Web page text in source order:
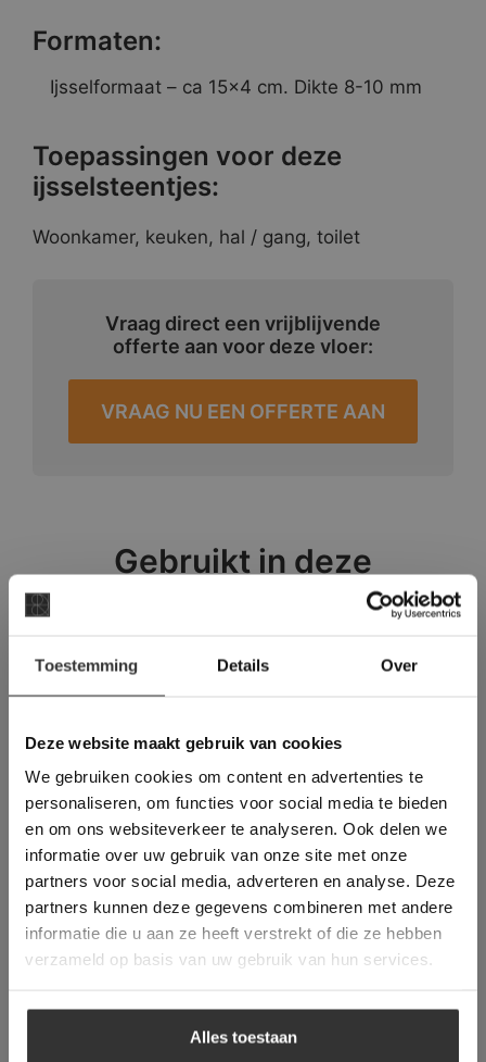
Toestemming Details Over
Deze website maakt gebruik van cookies
We gebruiken cookies om content en advertenties te
personaliseren, om functies voor social media te bieden
en om ons websiteverkeer te analyseren. Ook delen we
informatie over uw gebruik van onze site met onze
partners voor social media, adverteren en analyse. Deze
partners kunnen deze gegevens combineren met andere
informatie die u aan ze heeft verstrekt of die ze hebben
verzameld op basis van uw gebruik van hun services.
Alles toestaan
Formaten:
Ijsselformaat – ca 15×4 cm. Dikte 8-10 mm
Toepassingen voor deze
ijsselsteentjes:
Woonkamer, keuken, hal / gang, toilet
Vraag direct een vrijblijvende
offerte aan voor deze vloer:
VRAAG NU EEN OFFERTE AAN
Gebruikt in deze
Landelijk / Klassieke IJsselsteentjes in
Deze website maakt
gebruik van cookies.
This Cookie Banner was deleted and is no
longer working. Please contact the website
administrator.
Deze website gebruikt cookies om de
gebruikerservaring te verbeteren. Door
gebruik te maken van onze website geeft u
toestemming voor alle cookies in
overeenstemming met ons cookiebeleid.Lees
verder
ALLES ACCEPTEREN
ALLES AFWIJZEN